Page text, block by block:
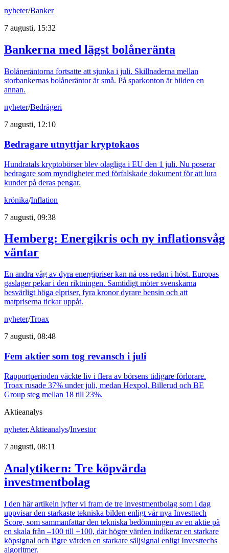
nyheter/Banker
7 augusti, 15:32
Bankerna med lägst bolåneränta
Bolåneräntorna fortsatte att sjunka i juli. Skillnaderna mellan
storbankernas bolåneräntor är små. På sparkonton är bilden en
annan.
nyheter/Bedrägeri
7 augusti, 12:10
Bedragare utnyttjar kryptokaos
Hundratals kryptobörser blev olagliga i EU den 1 juli. Nu poserar
bedragare som myndigheter med förfalskade dokument för att lura
kunder på deras pengar.
krönika/Inflation
7 augusti, 09:38
Hemberg: Energikris och ny inflationsvåg
väntar
En andra våg av dyra energipriser kan nå oss redan i höst. Europas
gaslager pekar i den riktningen. Samtidigt möter svenskarna
besvärligt höga elpriser, fyra kronor dyrare bensin och att
matpriserna tickar uppåt.
nyheter/Troax
7 augusti, 08:48
Fem aktier som tog revansch i juli
Rapportperioden väckte liv i flera av börsens tidigare förlorare.
Troax rusade 37% under juli, medan Hexpol, Billerud och BE
Group steg mellan 18 till 23%.
Aktieanalys
nyheter,Aktieanalys/Investor
7 augusti, 08:11
Analytikern: Tre köpvärda
investmentbolag
I den här artikeln lyfter vi fram de tre investmentbolag som i dag
uppvisar den starkaste tekniska bilden enligt vår nya Investtech
Score, som sammanfattar den tekniska bedömningen av en aktie på
en skala från –100 till +100, där högre värden indikerar en starkare
köpsignal och lägre värden en starkare säljsignal enligt Investtechs
algoritmer.